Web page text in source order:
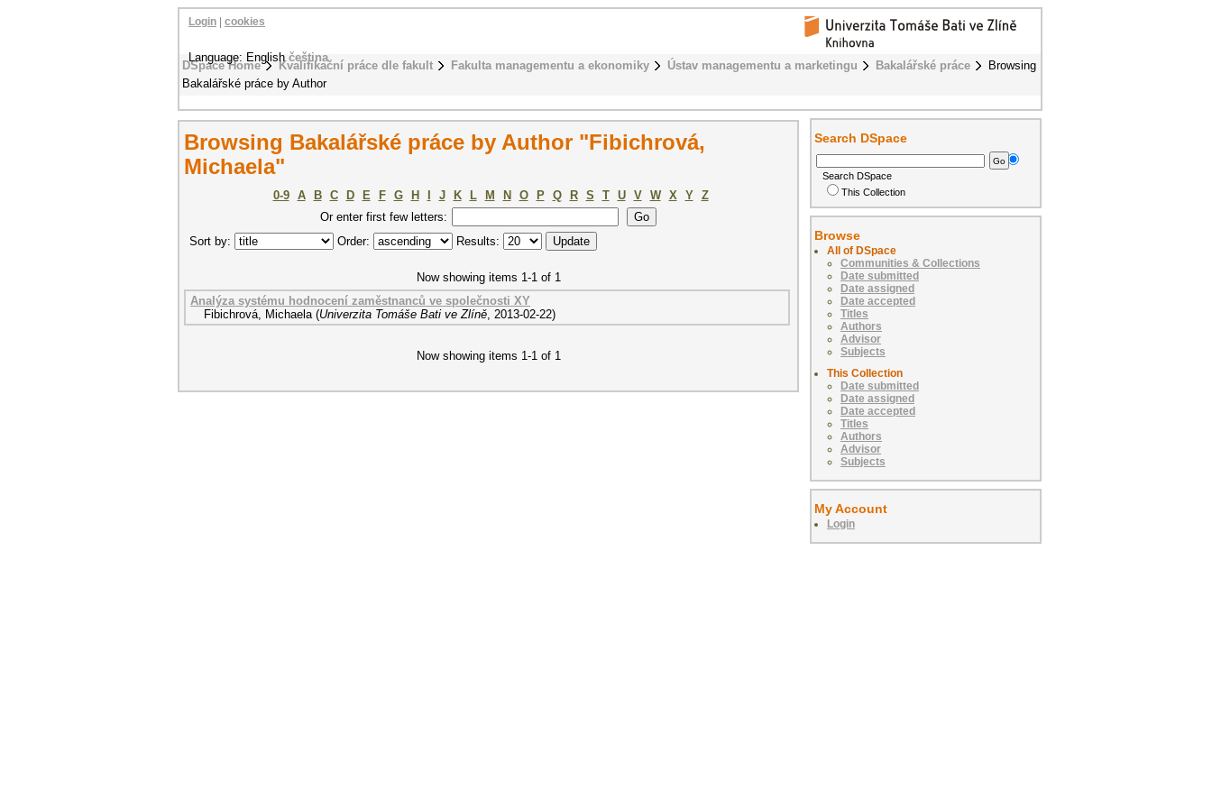
DSpace Home Kvalifikační práce dle fakult Fakulta managementu a ekonomiky Ústav managementu a marketingu Bakalářské práce
Browsing
Bakalářské práce by Author
Login cookies
Language: Englishčeština
Browsing Bakalářské práce by Author "Fibichrová,
Michaela"
0-9 A B C D E F G H J K L M N O P Q R S T U V W X Y
Z
Or enter first few letters:
Sort by:
Order: Results:
Now showing items 1-1 of 1
Analýza systému hodnocení zaměstnanců ve společnosti XY
Fibichrová, Michaela (Univerzita Tomáše Bati ve Zlíně, 2013-02-22)
Now showing items 1-1 of 1
Search DSpace
Search DSpace
This Collection
Browse
All of DSpace
Communities & Collections
Date submitted
Date assigned
Date accepted
Titles
Authors
Advisor
Subjects
This Collection
Date submitted
Date assigned
Date accepted
Titles
Authors
Advisor
Subjects
My Account
Login